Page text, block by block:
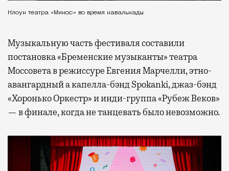
Клоун театра «Микос» во время кавалькады
Музыкальную часть фестиваля составили
постановка «Бременские музыканты» театра
Моссовета в режиссуре Евгения Марчелли, этно-
авангардный а капелла-бэнд Spokanki, джаз-бэнд
«Хоронько Оркестр» и инди-группа «Рубеж Веков»
— в финале, когда не танцевать было невозможно.